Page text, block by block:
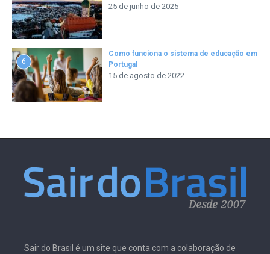
25 de junho de 2025
6
Como funciona o sistema de educação em
Portugal
15 de agosto de 2022
Sair do Brasil é um site que conta com a colaboração de